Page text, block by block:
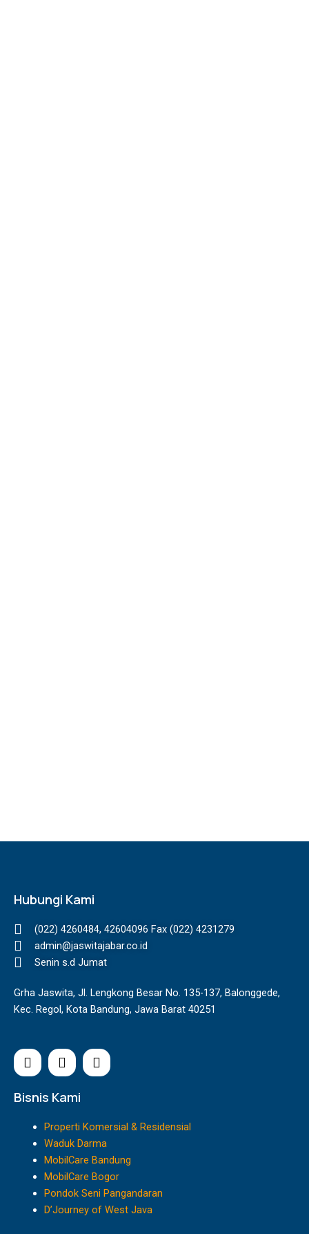
Hubungi Kami
(022) 4260484, 42604096 Fax (022) 4231279
admin@jaswitajabar.co.id
Senin s.d Jumat
Grha Jaswita, Jl. Lengkong Besar No. 135-137, Balonggede,
Kec. Regol, Kota Bandung, Jawa Barat 40251
I
n
t
g
m
F
a
e
o
o
k
Y
o
b
e
Bisnis Kami
Properti Komersial & Residensial
Waduk Darma
MobilCare Bandung
MobilCare Bogor
Pondok Seni Pangandaran
D’Journey of West Java